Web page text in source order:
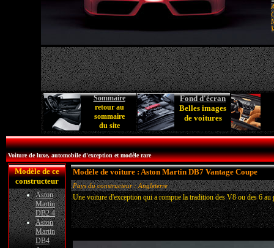
Sommaire
retour au
sommaire
du site
Fond d'écran
Belles images
de voitures
Voiture de luxe, automobile d'exception et modèle rare
Modèle de ce
constructeur
Aston
Martin
DB2 4
Aston
Martin
DB4
Modèle de voiture : Aston Martin DB7 Vantage Coupe
Pays du constructeur : Angleterre
Une voiture d'exception qui a rompue la tradition des V8 ou des 6